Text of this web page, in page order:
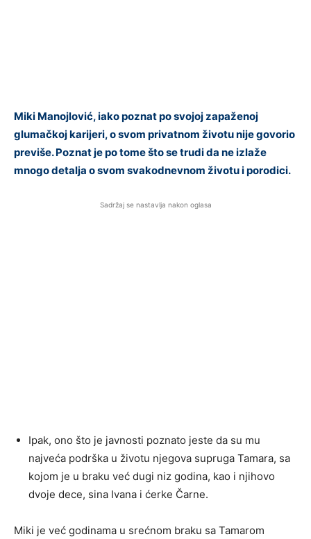
Miki Manojlović, iako poznat po svojoj zapaženoj
glumačkoj karijeri, o svom privatnom životu nije govorio
previše. Poznat je po tome što se trudi da ne izlaže
mnogo detalja o svom svakodnevnom životu i porodici.
Sadržaj se nastavlja nakon oglasa
Ipak, ono što je javnosti poznato jeste da su mu
najveća podrška u životu njegova supruga Tamara, sa
kojom je u braku već dugi niz godina, kao i njihovo
dvoje dece, sina Ivana i ćerke Čarne.
Miki je već godinama u srećnom braku sa Tamarom